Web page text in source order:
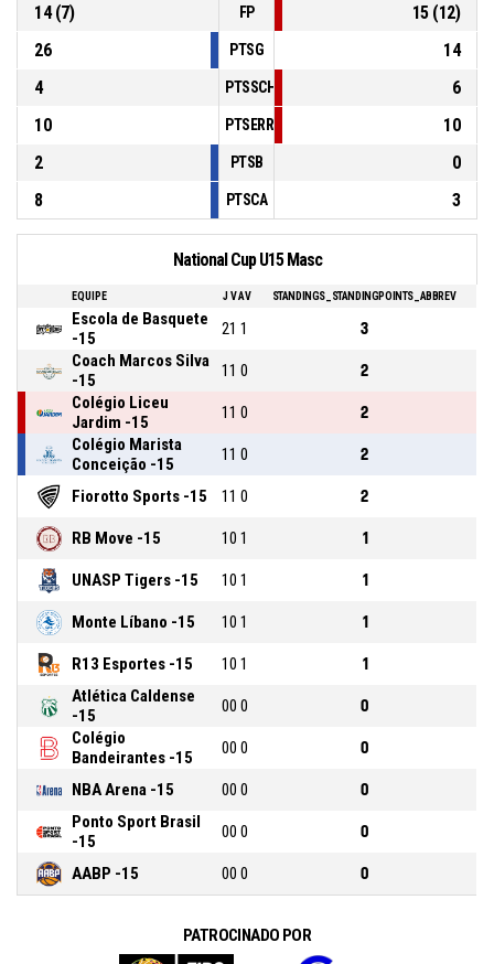
14 (7)
FP
15 (12)
26
PTSG
14
4
PTSSCH
6
10
PTSERR
10
2
PTSB
0
8
PTSCA 3
National Cup U15 Masc
EQUIPE J VAV STANDINGS_STANDINGPOINTS_ABBREV
Escola de Basquete
-15
21 1 3
Coach Marcos Silva
-15
11 0 2
Colégio Liceu
Jardim -15
11 0 2
Colégio Marista
Conceição -15
11 0 2
Fiorotto Sports -15 11 0 2
RB Move -15 10 1 1
UNASP Tigers -15 10 1 1
Monte Líbano -15 10 1 1
R13 Esportes -15 10 1 1
Atlética Caldense
-15
00 0 0
Colégio
Bandeirantes -15
00 0 0
NBA Arena -15 00 0 0
Ponto Sport Brasil
-15
00 0 0
AABP -15 00 0 0
PATROCINADO POR